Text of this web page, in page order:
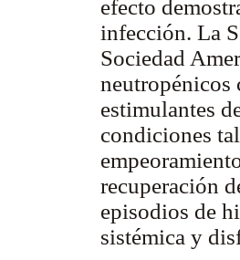
efecto
infección. La
Sociedad
neutropénicos
estimulantes
condiciones
recuperación
episodios de
sistémica y